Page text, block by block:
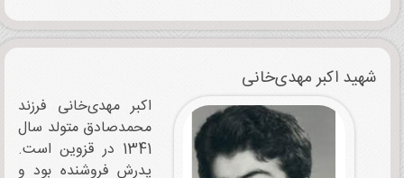
شهید اکبر مهدی‌خانی
اکبر مهدی‌خانی فرزند
محمدصادق متولد سال
1341 در قزوین است.
پدرش فروشنده بود و